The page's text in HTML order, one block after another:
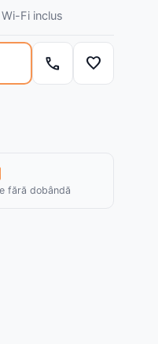
Fi inclus
call favorite
fără dobândă